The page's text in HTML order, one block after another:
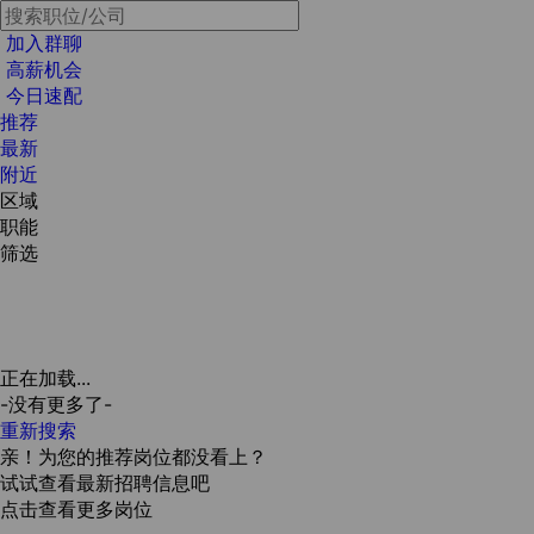
加入群聊
高薪机会
今日速配
推荐
最新
附近
区域
职能
筛选
正在加载...
-没有更多了-
重新搜索
亲！为您的推荐岗位都没看上？
试试查看最新招聘信息吧
点击查看更多岗位